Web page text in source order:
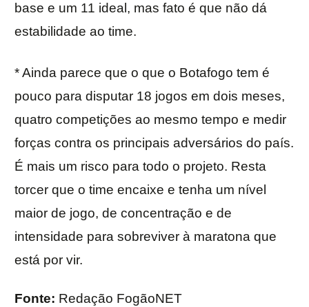
base e um 11 ideal, mas fato é que não dá
estabilidade ao time.
* Ainda parece que o que o Botafogo tem é
pouco para disputar 18 jogos em dois meses,
quatro competições ao mesmo tempo e medir
forças contra os principais adversários do país.
É mais um risco para todo o projeto. Resta
torcer que o time encaixe e tenha um nível
maior de jogo, de concentração e de
intensidade para sobreviver à maratona que
está por vir.
Fonte: Redação FogãoNET